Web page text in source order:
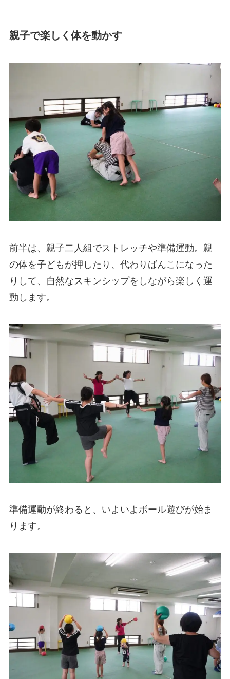
親子で楽しく体を動かす
前半は、親子二人組でストレッチや準備運動。親
の体を子どもが押したり、代わりばんこになった
りして、自然なスキンシップをしながら楽しく運
動します。
準備運動が終わると、いよいよボール遊びが始ま
ります。